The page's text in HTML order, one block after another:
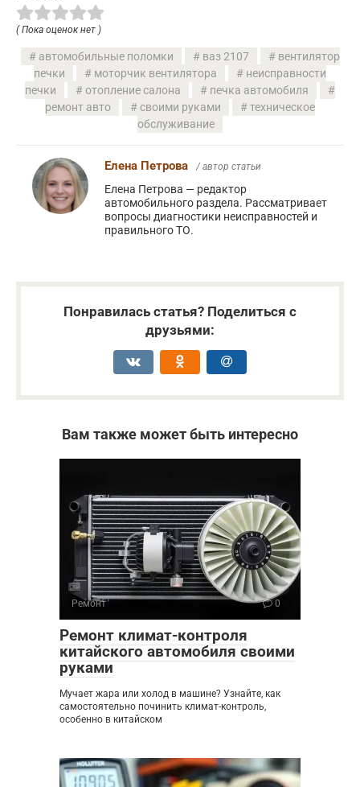
( Пока оценок нет )
автомобильные поломки ваз 2107
вентилятор
печки
моторчик вентилятора
неисправности
печки
отопление салона
печка автомобиля
ремонт авто
своими руками
техническое
обслуживание
Елена Петрова / автор статьи
Елена Петрова — редактор
автомобильного раздела. Рассматривает
вопросы диагностики неисправностей и
правильного ТО.
Понравилась статья? Поделиться с
друзьями:
Вам также может быть интересно
Ремонт 0
Ремонт климат-контроля
китайского автомобиля своими
руками
Мучает жара или холод в машине? Узнайте, как
самостоятельно починить климат-контроль,
особенно в китайском